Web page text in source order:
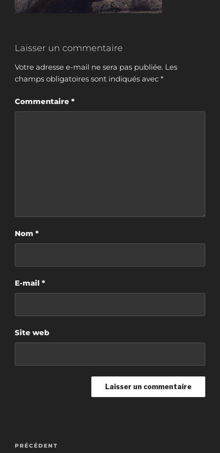
Laisser un commentaire
Votre adresse e-mail ne sera pas publiée. Les
champs obligatoires sont indiqués avec *
Commentaire *
Nom *
E-mail *
Site web
Navigation
Article
PRÉCÉDENT